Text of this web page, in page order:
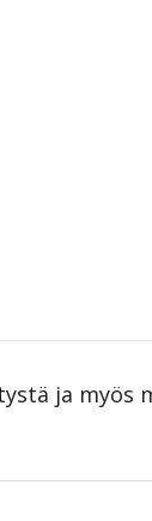
ja myös